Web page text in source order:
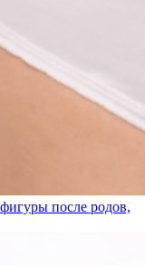
после родов,